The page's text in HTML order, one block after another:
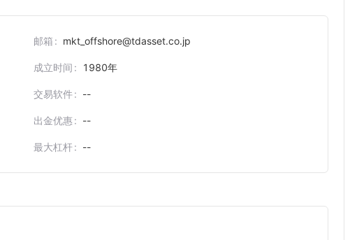
邮箱 mkt_offshore@tdasset.co.jp
成立时间 1980年
交易软件 --
出金优惠 --
最大杠杆 --